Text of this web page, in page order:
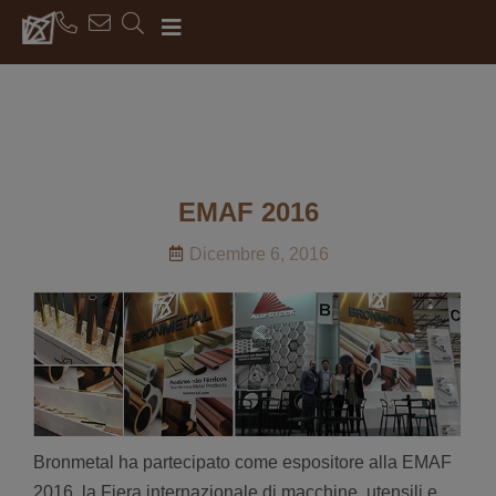
EMAF 2016
Dicembre 6, 2016
Bronmetal ha partecipato come espositore alla EMAF
2016, la Fiera internazionale di macchine, utensili e